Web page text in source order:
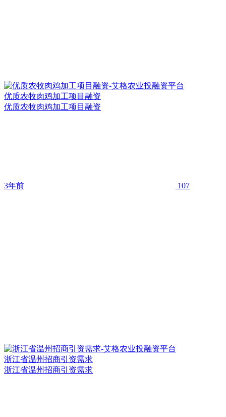
优质农牧肉鸡加工项目融资
优质农牧肉鸡加工项目融资
3年前 107
浙江省温州招商引资需求
浙江省温州招商引资需求